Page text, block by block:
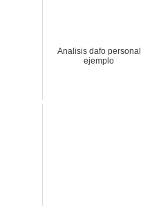
Analisis dafo personal
ejemplo